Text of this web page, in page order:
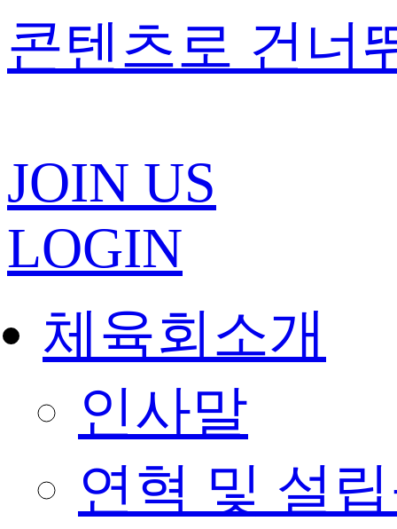
콘텐츠로 건너
JOIN US
LOGIN
체육회소개
인사말
연혁 및 설